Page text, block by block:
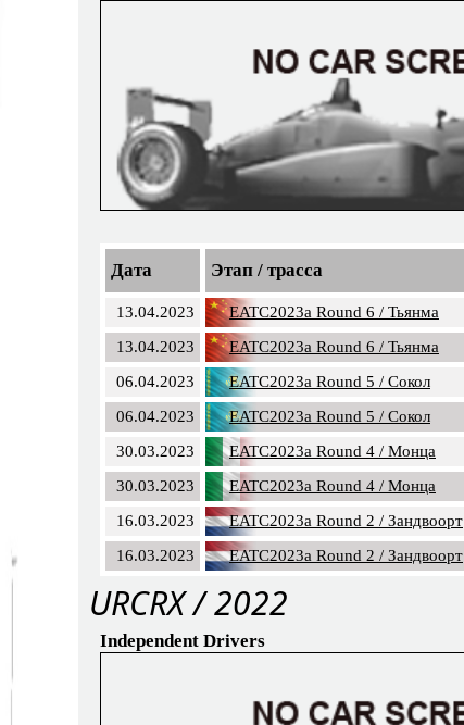
Дата Этап / трасса
13.04.2023 EATC2023a Round 6 / Тьянма
13.04.2023
EATC2023a Round 6 / Тьянма
06.04.2023
EATC2023a Round 5 / Сокол
06.04.2023
EATC2023a Round 5 / Сокол
30.03.2023
EATC2023a Round 4 / Монца
30.03.2023
EATC2023a Round 4 / Монца
16.03.2023
EATC2023a Round 2 / Зандвоорт
16.03.2023
EATC2023a Round 2 / Зандвоорт
URCRX / 2022
Independent Drivers